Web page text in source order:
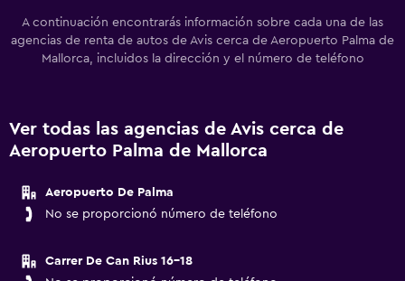
A continuación encontrarás información sobre cada una de las
agencias de renta de autos de Avis cerca de Aeropuerto Palma de
Mallorca, incluidos la dirección y el número de teléfono
Ver todas las agencias de Avis cerca de
Aeropuerto Palma de Mallorca
Aeropuerto De Palma
No se proporcionó número de teléfono
Carrer De Can Rius 16-18